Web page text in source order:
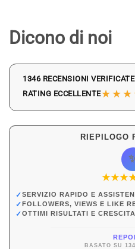
Dicono di noi
1346 RECENSIONI VERIFICATE
RATING ECCELLENTE
RIEPILOGO
★★★
✓SERVIZIO RAPIDO E
✓FOLLOWERS, VIEWS E LIKE
✓OTTIMI RISULTATI E
BASATO SU